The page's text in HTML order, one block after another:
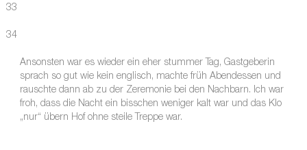
33
34
Ansonsten war es wieder ein eher stummer Tag, Gastgeberin
sprach so gut wie kein englisch, machte früh Abendessen und
rauschte dann ab zu der Zeremonie bei den Nachbarn. Ich war
froh, dass die Nacht ein bisschen weniger kalt war und das Klo
„nur“ übern Hof ohne steile Treppe war.